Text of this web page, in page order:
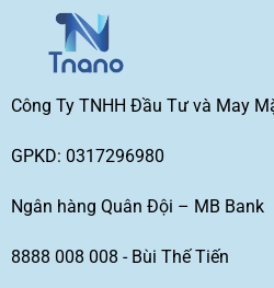
Công Ty TNHH Đầu Tư và May
GPKD: 0317296980
Ngân hàng Quân Đội – MB Bank
8888 008 008 - Bùi Thế Tiến